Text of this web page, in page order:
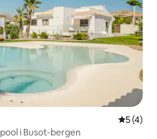
5 av 5 i
5 (4)
i Busot-bergen